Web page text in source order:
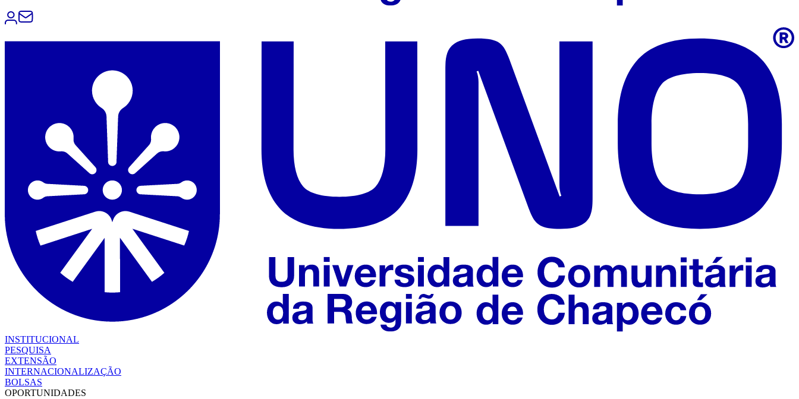
INSTITUCIONAL
PESQUISA
EXTENSÃO
INTERNACIONALIZAÇÃO
BOLSAS
OPORTUNIDADES